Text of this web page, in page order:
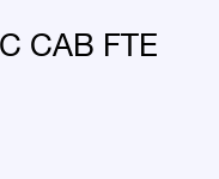
CAB FTE